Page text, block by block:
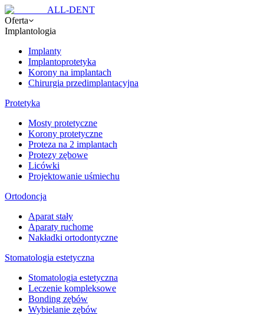
ALL-DENT
Oferta
Implantologia
Implanty
Implantoprotetyka
Korony na implantach
Chirurgia przedimplantacyjna
Protetyka
Mosty protetyczne
Korony protetyczne
Proteza na 2 implantach
Protezy zębowe
Licówki
Projektowanie uśmiechu
Ortodoncja
Aparat stały
Aparaty ruchome
Nakładki ortodontyczne
Stomatologia estetyczna
Stomatologia estetyczna
Leczenie kompleksowe
Bonding zębów
Wybielanie zębów